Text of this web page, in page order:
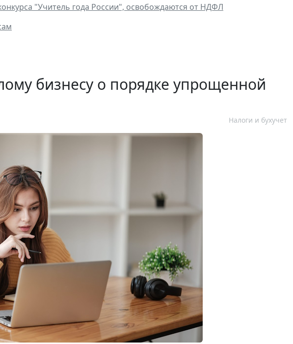
"Учитель года России", освобождаются от НДФЛ
бизнесу о порядке упрощенной
Налоги и бухучет